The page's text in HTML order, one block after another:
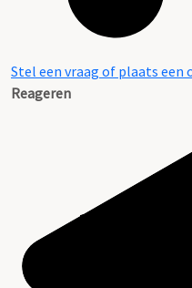
Stel een vraag of plaats
Reageren